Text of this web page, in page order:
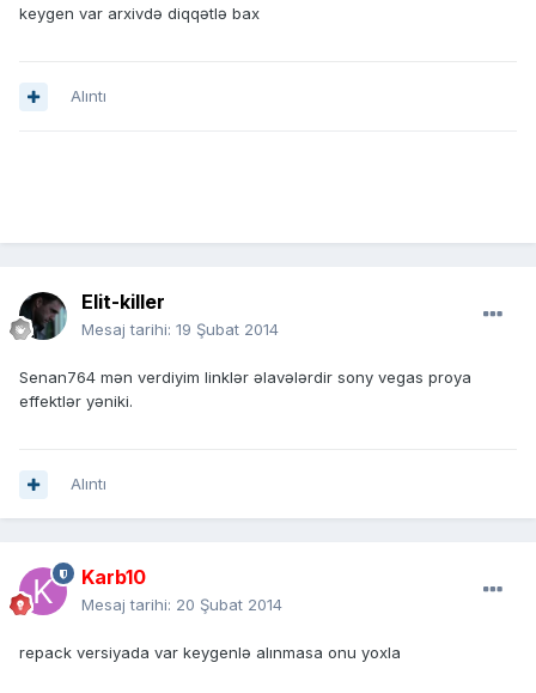
keygen var arxivdə diqqətlə bax
Alıntı
Elit-killer
Mesaj tarihi: 19 Şubat 2014
Senan764 mən verdiyim linklər əlavələrdir sony vegas proya
effektlər yəniki.
Alıntı
Karb10
Mesaj tarihi: 20 Şubat 2014
repack versiyada var keygenlə alınmasa onu yoxla